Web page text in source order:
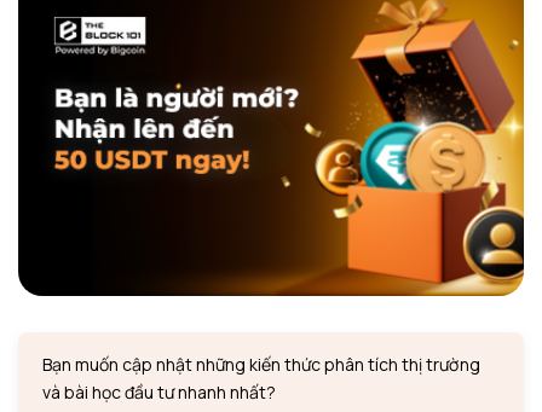
Bạn muốn cập nhật những kiến thức phân tích thị trường
và bài học đầu tư nhanh nhất?